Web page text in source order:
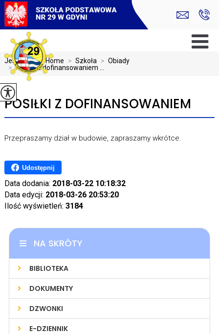
Jesteś tutaj:Home > Szkoła > Obiady
> Posiłki z dofinansowaniem ...
POSIŁKI Z DOFINANSOWANIEM
Przepraszamy dział w budowie, zapraszamy wkrótce.
Udostępnij
Data dodania: 2018-03-22 10:18:32
Data edycji: 2018-03-26 20:53:20
Ilość wyświetleń: 3184
NA SKRÓTY
BIBLIOTEKA
DOKUMENTY
DZWONKI
E-DZIENNIK